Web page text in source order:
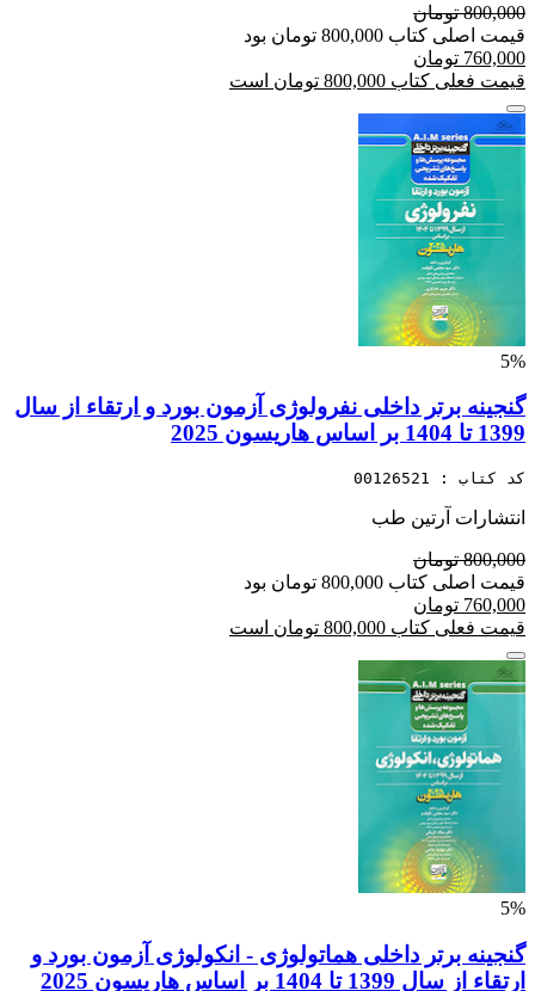
800,000 تومان
قیمت اصلی کتاب 800,000 تومان بود
760,000 تومان
قیمت فعلی کتاب 800,000 تومان است
5%
گنجینه برتر داخلی نفرولوژی آزمون بورد و ارتقاء از سال
1399 تا 1404 بر اساس هاریسون 2025
کد کتاب : 00126521
انتشارات آرتین طب
800,000 تومان
قیمت اصلی کتاب 800,000 تومان بود
760,000 تومان
قیمت فعلی کتاب 800,000 تومان است
5%
گنجینه برتر داخلی هماتولوژی - انکولوژی آزمون بورد و
ارتقاء از سال 1399 تا 1404 بر اساس هاریسون 2025